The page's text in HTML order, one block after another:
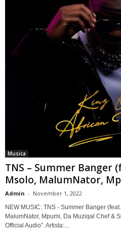
Musica
TNS – Summer Banger
Msolo, MalumNator,
Admin - November 1, 2022
NEW MUSIC: TNS - Summer Banger
MalumNator, Mpumi, Da Muziqal Chef &
Official Audio”. Artista:...